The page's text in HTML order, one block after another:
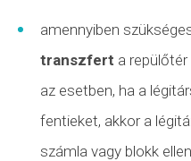
amennyiben
transzfert a
az esetben, ha a
fentieket, akkor a
számla vagy blokk